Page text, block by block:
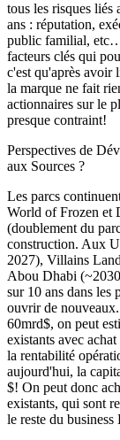
tous les risques liés
ans : réputation,
public familial, etc…
facteurs clés qui
c'est qu'après avoir
la marque ne fait
actionnaires sur le
presque contraint!
Perspectives de
aux Sources ?
Les parcs
World of Frozen et
(doublement du
construction. Aux
2027), Villains
Abou Dhabi
sur 10 ans dans les
ouvrir de
60mrd$, on peut
existants avec
la rentabilité
aujourd'hui, la
$! On peut donc
existants, qui sont
le reste du